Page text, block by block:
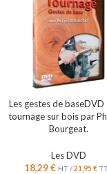
Les gestes de baseDVD
tournage sur bois par
Bourgeat.
Les DVD
18,29€ HT /21,95€